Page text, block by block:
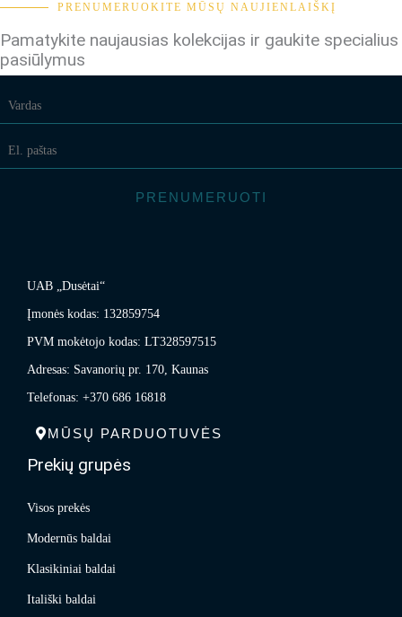
PRENUMERUOKITE MŪSŲ NAUJIENLAIŠKĮ
Pamatykite naujausias kolekcijas ir gaukite specialius
pasiūlymus
PRENUMERUOTI
UAB „Dusėtai“
Įmonės kodas: 132859754
PVM mokėtojo kodas: LT328597515
Adresas: Savanorių pr. 170, Kaunas
Telefonas: +370 686 16818
MŪSŲ PARDUOTUVĖS
Prekių grupės
Visos prekės
Modernūs baldai
Klasikiniai baldai
Itališki baldai